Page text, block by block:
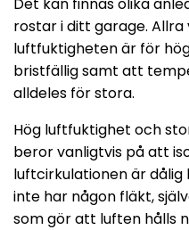
rostar i ditt garage.
luftfuktigheten är för
bristfällig samt att
alldeles för stora.
Hög luftfuktighet och
beror vanligtvis på att
luftcirkulationen är
inte har någon fläkt,
som gör att luften hålls